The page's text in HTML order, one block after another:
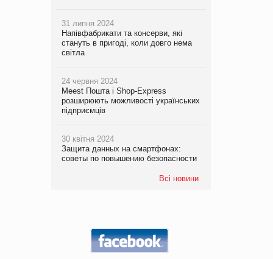
31 липня 2024
Напівфабрикати та консерви, які
стануть в пригоді, коли довго нема
світла
24 червня 2024
Meest Пошта і Shop-Express
розширюють можливості українських
підприємців
30 квітня 2024
Защита данных на смартфонах:
советы по повышению безопасности
Всі новини